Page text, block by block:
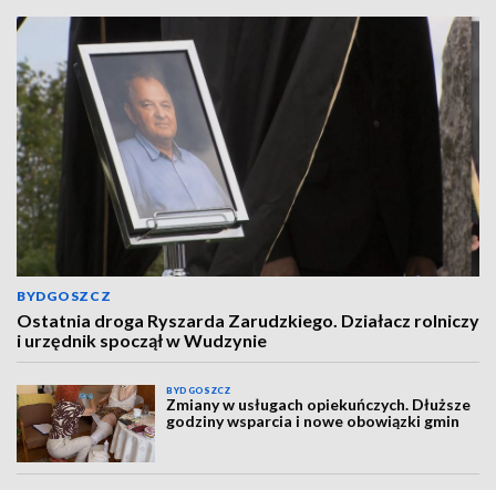
BYDGOSZCZ
Ostatnia droga Ryszarda Zarudzkiego. Działacz rolniczy
i urzędnik spoczął w Wudzynie
BYDGOSZCZ
Zmiany w usługach opiekuńczych. Dłuższe
godziny wsparcia i nowe obowiązki gmin